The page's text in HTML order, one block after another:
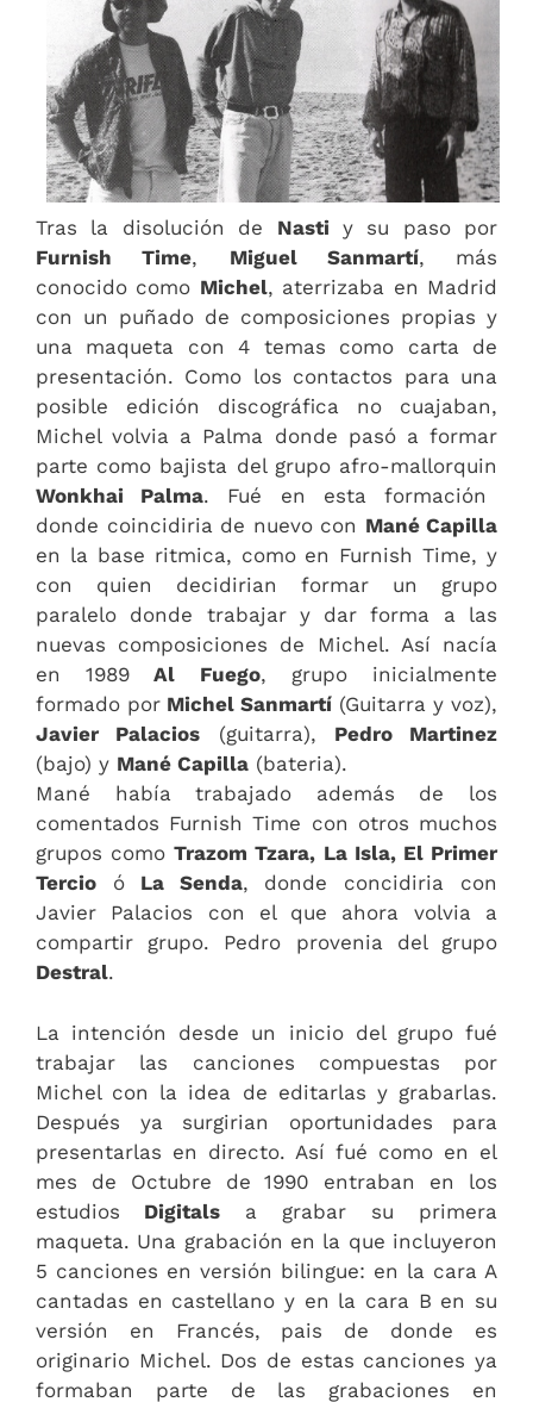
Tras la disolución de Nasti y su paso por
Furnish Time, Miguel Sanmartí, más
conocido como Michel, aterrizaba en Madrid
con un puñado de composiciones propias y
una maqueta con 4 temas como carta de
presentación. Como los contactos para una
posible edición discográfica no cuajaban,
Michel volvia a Palma donde pasó a formar
parte como bajista del grupo afro-mallorquin
Wonkhai Palma. Fué en esta formación
donde coincidiria de nuevo con Mané Capilla
en la base ritmica, como en Furnish Time, y
con quien decidirian formar un grupo
paralelo donde trabajar y dar forma a las
nuevas composiciones de Michel. Así nacía
en 1989 Al Fuego, grupo inicialmente
formado por Michel Sanmartí (Guitarra y voz),
Javier Palacios (guitarra), Pedro Martinez
(bajo) y Mané Capilla (bateria).
Mané había trabajado además de los
comentados Furnish Time con otros muchos
grupos comoTrazom Tzara, La Isla, El Primer
Tercio óLa Senda, donde concidiria con
Javier Palacios con el que ahora volvia a
compartir grupo. Pedro provenia del grupo
Destral.
La intención desde un inicio del grupo fué
trabajar las canciones compuestas por
Michel con la idea de editarlas y grabarlas.
Después ya surgirian oportunidades para
presentarlas en directo. Así fué como en el
mes de Octubre de 1990 entraban en los
estudios Digitals a grabar su primera
maqueta. Una grabación en la que incluyeron
5 canciones en versión bilingue: en la cara A
cantadas en castellano y en la cara B en su
versión en Francés, pais de donde es
originario Michel. Dos de estas canciones ya
formaban parte de las grabaciones en